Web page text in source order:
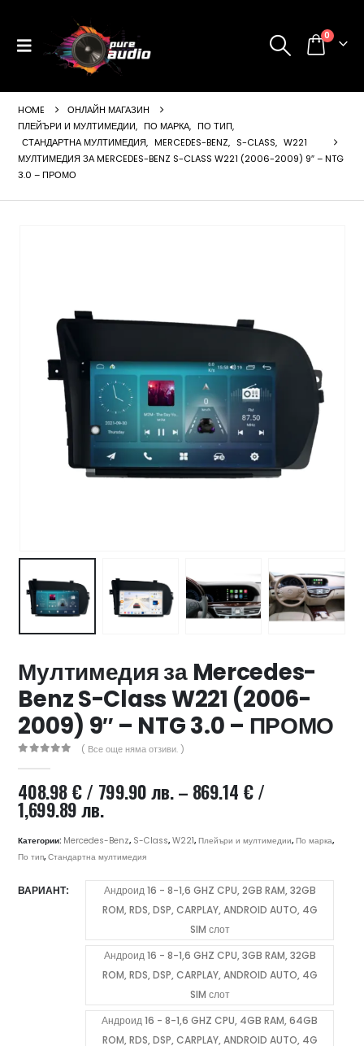
0
HOME
ОНЛАЙН МАГАЗИН
ПЛЕЙЪРИ И МУЛТИМЕДИИ, ПО МАРКА, ПО ТИП,
СТАНДАРТНА МУЛТИМЕДИЯ, MERCEDES-BENZ, S-CLASS, W221
МУЛТИМЕДИЯ ЗА MERCEDES-BENZ S-CLASS W221 (2006-2009) 9″ – NTG
3.0 – ПРОМО
Мултимедия за Mercedes-
Benz S-Class W221 (2006-
2009) 9″ – NTG 3.0 – ПРОМО
( Все още няма отзиви. )
408.98€/ 799.90 лв.– 869.14 €/
1,699.89 лв.Price
range:
408.98 €
/
799.90 лв.
through
869.14 €
/
1,699.89 лв.
Категории: Mercedes-Benz, S-Class,W221,Плейъри и мултимедии,По марка,
По тип,Стандартна мултимедия
ВАРИАНТ
Андроид 16 - 8-1,6 GHZ CPU, 2GB RAM, 32GB
ROM, RDS, DSP, CARPLAY, ANDROID AUTO, 4G
SIM слот
Андроид 16 - 8-1,6 GHZ CPU, 3GB RAM, 32GB
ROM, RDS, DSP, CARPLAY, ANDROID AUTO, 4G
SIM слот
Андроид 16 - 8-1,6 GHZ CPU, 4GB RAM, 64GB
ROM, RDS, DSP, CARPLAY, ANDROID AUTO, 4G